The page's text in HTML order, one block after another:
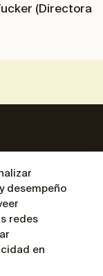
(Directora
desempeño
redes
en